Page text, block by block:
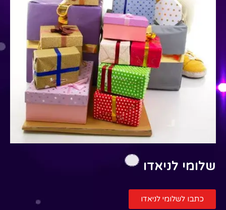
שלומי לניאדו
כתבו לשלומי לניאדו